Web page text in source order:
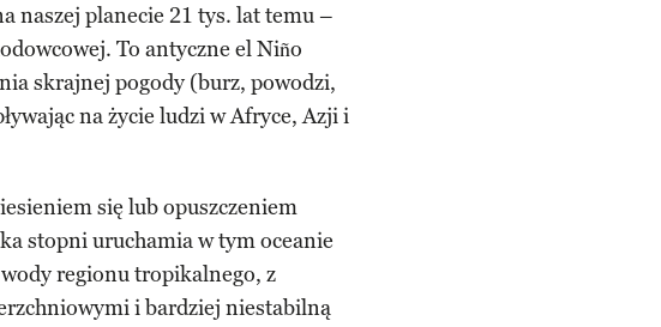
naszej planecie 21 tys. lat temu –
To antyczne el Niño
skrajnej pogody (burz, powodzi,
na życie ludzi w Afryce, Azji i
się lub opuszczeniem
stopni uruchamia w tym oceanie
regionu tropikalnego, z
i bardziej niestabilną